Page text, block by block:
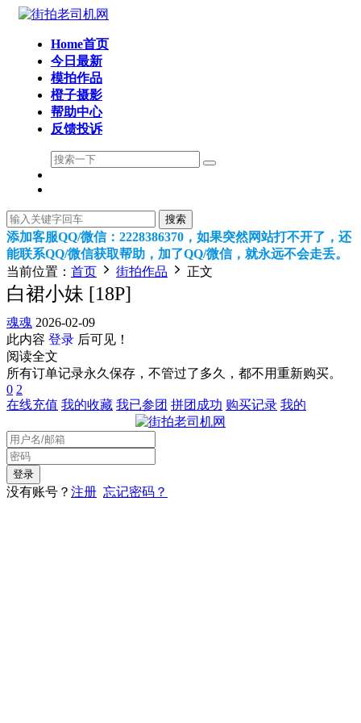
Home首页
今日最新
模拍作品
橙子摄影
帮助中心
反馈投诉
搜索
添加客服QQ/微信：2228386370，如果突然网站打不开了，还
能联系QQ/微信获取帮助，加了QQ/微信，就永远不会走丢。
当前位置： 首页 街拍作品 正文
白裙小妹 [18P]
魂魂 2026-02-09
此内容 登录 后可见！
阅读全文
所有订单记录永久保存，不管过了多久，都不用重新购买。
0 2
在线充值 我的收藏 我已参团 拼团成功 购买记录 我的
没有账号？ 注册 忘记密码？